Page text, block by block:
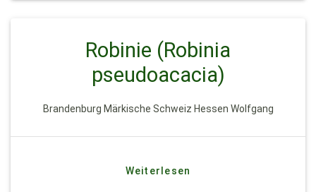
Robinie (Robinia
pseudoacacia)
Brandenburg Märkische Schweiz Hessen Wolfgang
Weiterlesen